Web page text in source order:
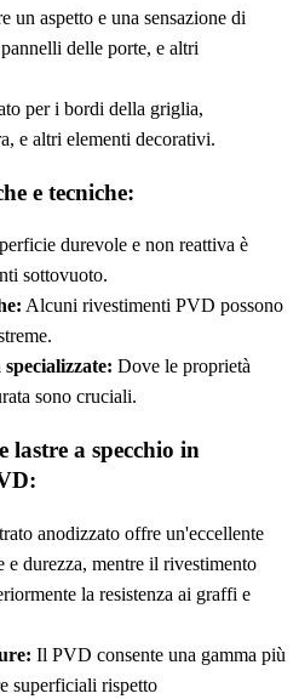
un aspetto e una sensazione di
delle porte, e altri
per i bordi della griglia,
e altri elementi decorativi.
e tecniche:
durevole e non reattiva è
sottovuoto.
Alcuni rivestimenti PVD possono
Dove le proprietà
sono cruciali.
a specchio in
anodizzato offre un'eccellente
e durezza, mentre il rivestimento
la resistenza ai graffi e
Il PVD consente una gamma più
superficiali rispetto